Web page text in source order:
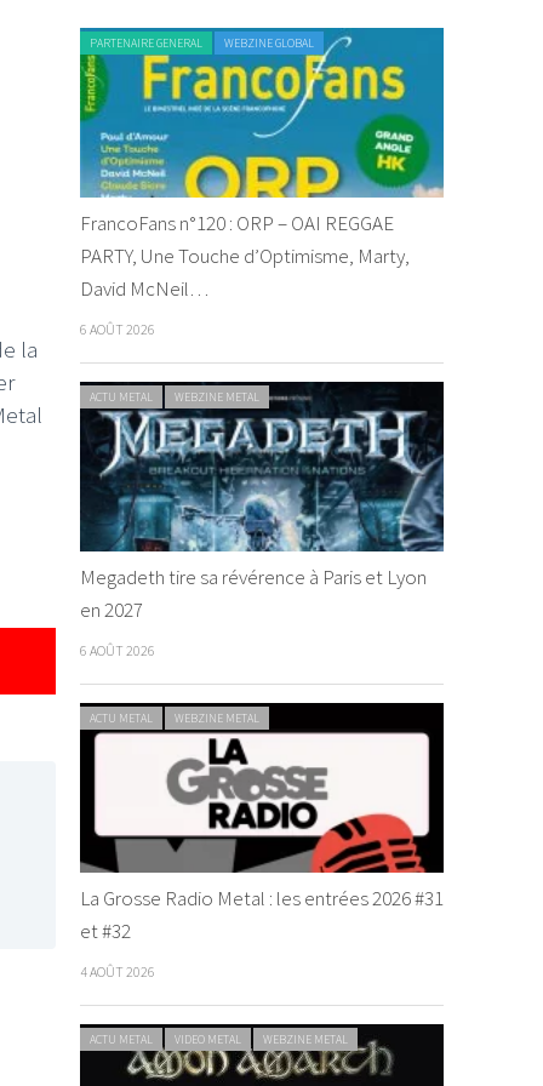
la
PARTENAIRE GENERAL WEBZINE GLOBAL
FrancoFans n°120 : ORP – OAI REGGAE
PARTY, Une Touche d’Optimisme, Marty,
David McNeil…
6 AOÛT 2026
ACTU METAL WEBZINE METAL
Megadeth tire sa révérence à Paris et Lyon
en 2027
6 AOÛT 2026
ACTU METAL WEBZINE METAL
La Grosse Radio Metal : les entrées 2026 #31
et #32
4 AOÛT 2026
ACTU METAL VIDEO METAL WEBZINE METAL